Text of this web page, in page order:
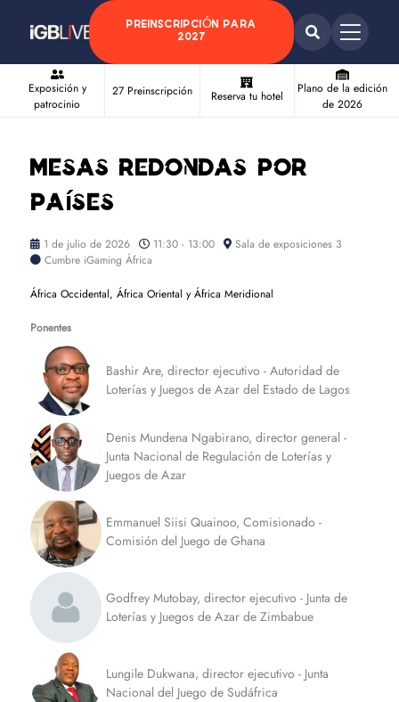
PREINSCRIPCIÓN PARA
2027
Exposición y
patrocinio
27 Preinscripción Reserva tu hotel
Plano de la edición
de 2026
Mesas redondas por
países
1 de julio de 2026 11:30 - 13:00
Sala de exposiciones 3
Cumbre iGaming África
África Occidental, África Oriental y África Meridional
Ponentes
Bashir Are, director ejecutivo - Autoridad de
Loterías y Juegos de Azar del Estado de Lagos
Denis Mundena Ngabirano, director general -
Junta Nacional de Regulación de Loterías y
Juegos de Azar
Emmanuel Siisi Quainoo, Comisionado -
Comisión del Juego de Ghana
Godfrey Mutobay, director ejecutivo - Junta de
Loterías y Juegos de Azar de Zimbabue
Lungile Dukwana, director ejecutivo - Junta
Nacional del Juego de Sudáfrica